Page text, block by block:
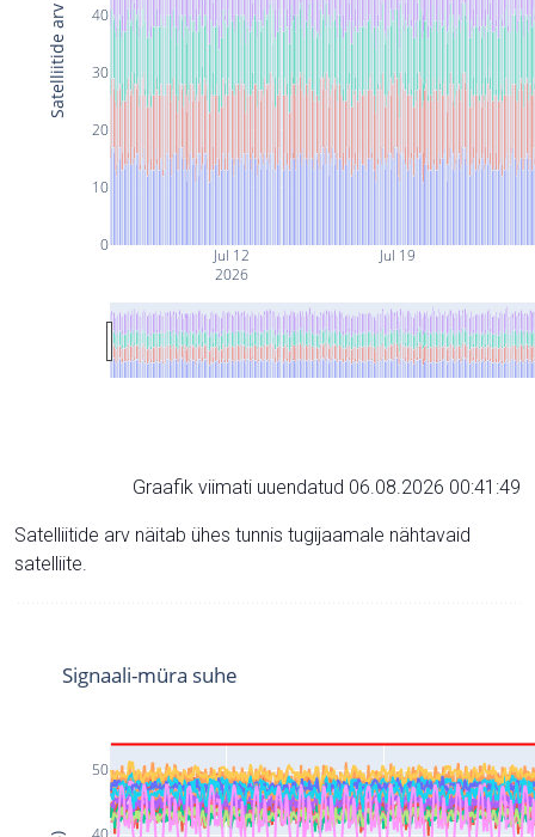
Jul 12
2026
Jul 19
0
10
20
30
40
Satelliitide arv
Graafik viimati uuendatud 06.08.2026 00:41:49
Satelliitide arv näitab ühes tunnis tugijaamale nähtavaid
satelliite.
50
Signaali-müra suhe